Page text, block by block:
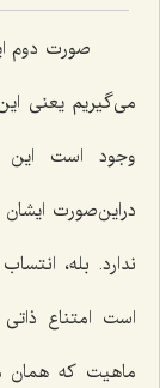
صورت دوم
می‌گیریم یعنی
وجود است این
دراین‌صورت
ندارد. بله،
است امتناع
ماهیت که همان